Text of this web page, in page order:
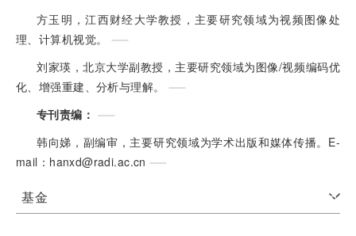
方玉明，江西财经大学教授，主要研究领域为视频图像处
理、计算机视觉。
刘家瑛，北京大学副教授，主要研究领域为图像/视频编码优
化、增强重建、分析与理解。
专刊责编：
韩向娣，副编审，主要研究领域为学术出版和媒体传播。E-
mail： hanxd@radi.ac.cn
基金